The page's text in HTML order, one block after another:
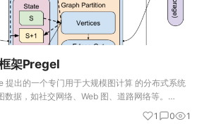
架Pregel
提出的一个专门用于大规模图计算 的分布式系统
据，如社交网络、Web 图、道路网络等。
成功经验的启发，但…
1 0 1